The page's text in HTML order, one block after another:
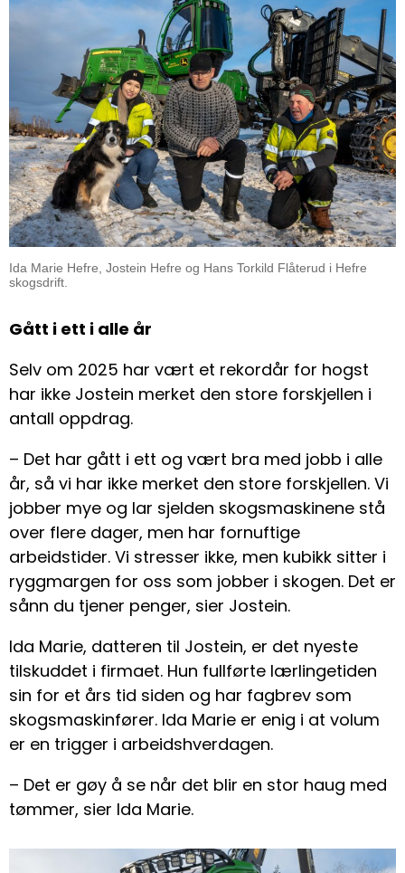
Ida Marie Hefre, Jostein Hefre og Hans Torkild Flåterud i Hefre
skogsdrift.
Gått i ett i alle år
Selv om 2025 har vært et rekordår for hogst
har ikke Jostein merket den store forskjellen i
antall oppdrag.
– Det har gått i ett og vært bra med jobb i alle
år, så vi har ikke merket den store forskjellen. Vi
jobber mye og lar sjelden skogsmaskinene stå
over flere dager, men har fornuftige
arbeidstider. Vi stresser ikke, men kubikk sitter i
ryggmargen for oss som jobber i skogen. Det er
sånn du tjener penger, sier Jostein.
Ida Marie, datteren til Jostein, er det nyeste
tilskuddet i firmaet. Hun fullførte lærlingetiden
sin for et års tid siden og har fagbrev som
skogsmaskinfører. Ida Marie er enig i at volum
er en trigger i arbeidshverdagen.
– Det er gøy å se når det blir en stor haug med
tømmer, sier Ida Marie.